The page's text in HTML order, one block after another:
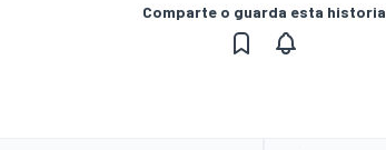
Comparte o guarda esta historia